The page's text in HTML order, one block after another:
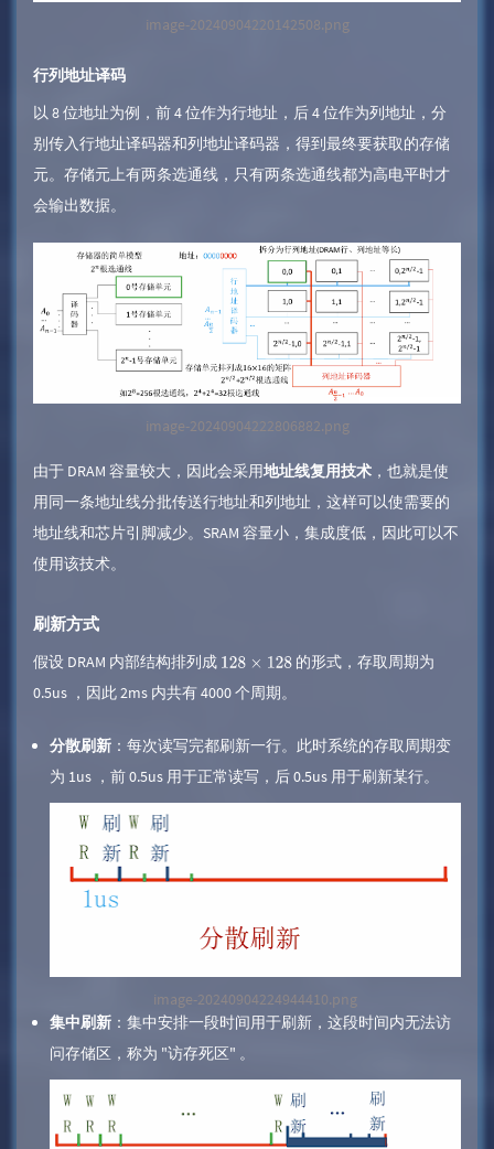
image-20240904220142508.png
行列地址译码
以 8 位地址为例，前 4 位作为行地址，后 4 位作为列地址，分
别传入行地址译码器和列地址译码器，得到最终要获取的存储
元。存储元上有两条选通线，只有两条选通线都为高电平时才
会输出数据。
image-20240904222806882.png
由于 DRAM 容量较大，因此会采用地址线复用技术 ，也就是使
用同一条地址线分批传送行地址和列地址，这样可以使需要的
地址线和芯片引脚减少。SRAM 容量小，集成度低，因此可以不
使用该技术。
刷新方式
假设 DRAM 内部结构排列成 128× 128
的形式，存取周期为
0.5us ，因此 2ms 内共有 4000 个周期。
分散刷新 ：每次读写完都刷新一行。此时系统的存取周期变
为 1us ，前 0.5us 用于正常读写，后 0.5us 用于刷新某行。
image-20240904224944410.png
集中刷新 ：集中安排一段时间用于刷新，这段时间内无法访
问存储区，称为 "访存死区" 。